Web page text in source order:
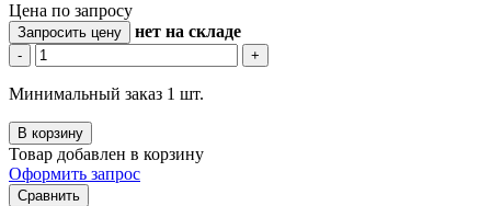
Цена по запросу
Запросить цену нет на складе
- +
Минимальный заказ 1 шт.
В корзину
Товар добавлен в корзину
Оформить запрос
Сравнить